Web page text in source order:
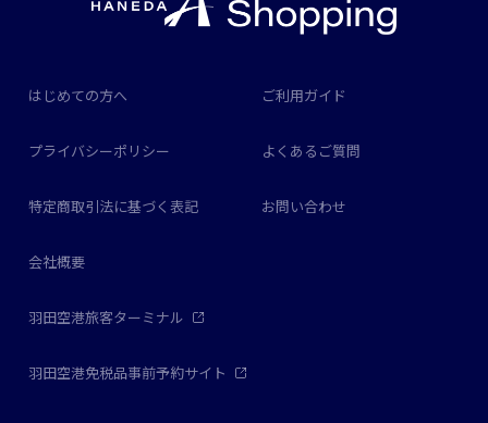
はじめての方へ ご利用ガイド
プライバシーポリシー よくあるご質問
特定商取引法に基づく表記 お問い合わせ
会社概要
羽田空港旅客ターミナル
羽田空港免税品事前予約サイト